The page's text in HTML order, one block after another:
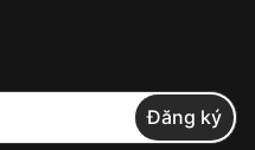
Đăng ký